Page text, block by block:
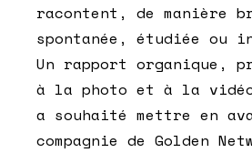
racontent, de manière
spontanée, étudiée ou
Un rapport organique,
à la photo et à la
a souhaité mettre en
compagnie de Golden